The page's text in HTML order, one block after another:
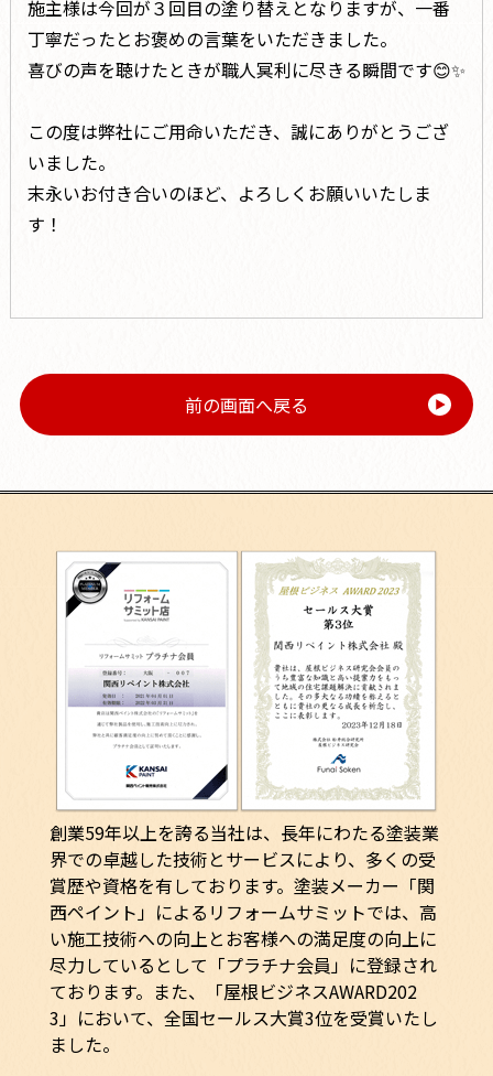
施主様は今回が３回目の塗り替えとなりますが、一番
丁寧だったとお褒めの言葉をいただきました。
喜びの声を聴けたときが職人冥利に尽きる瞬間です😊✨
この度は弊社にご用命いただき、誠にありがとうござ
いました。
末永いお付き合いのほど、よろしくお願いいたしま
す！
前の画面へ戻る
創業59年以上を誇る当社は、長年にわたる塗装業
界での卓越した技術とサービスにより、多くの受
賞歴や資格を有しております。塗装メーカー「関
西ペイント」によるリフォームサミットでは、高
い施工技術への向上とお客様への満足度の向上に
尽力しているとして「プラチナ会員」に登録され
ております。また、「屋根ビジネスAWARD202
3」において、全国セールス大賞3位を受賞いたし
ました。